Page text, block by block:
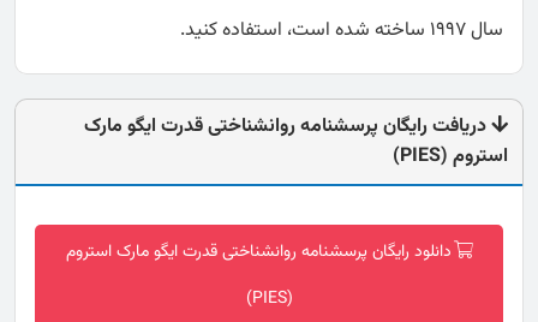
سال 1997 ساخته شده است، استفاده کنید.
دریافت رایگان پرسشنامه روانشناختی قدرت ایگو مارک
استروم (PIES)
دانلود رایگان پرسشنامه روانشناختی قدرت ایگو مارک استروم
(PIES)